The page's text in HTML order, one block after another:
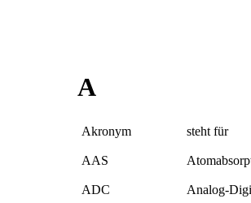
A
Akronym steht für
AAS
ADC
Analog-